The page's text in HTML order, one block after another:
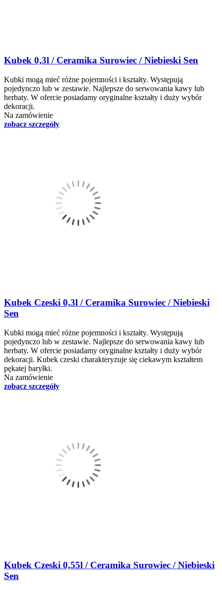
Kubek 0,3l / Ceramika Surowiec / Niebieski Sen
Kubki mogą mieć różne pojemności i kształty. Występują
pojedynczo lub w zestawie. Najlepsze do serwowania kawy lub
herbaty. W ofercie posiadamy oryginalne kształty i duży wybór
dekoracji.
Na zamówienie
zobacz szczegóły
Kubek Czeski 0,3l / Ceramika Surowiec / Niebieski
Sen
Kubki mogą mieć różne pojemności i kształty. Występują
pojedynczo lub w zestawie. Najlepsze do serwowania kawy lub
herbaty. W ofercie posiadamy oryginalne kształty i duży wybór
dekoracji. Kubek czeski charakteryzuje się ciekawym kształtem
pękatej baryłki.
Na zamówienie
zobacz szczegóły
Kubek Czeski 0,55l / Ceramika Surowiec / Niebieski
Sen